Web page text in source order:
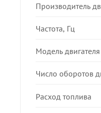
Производитель
Частота, Гц
Модель двигателя
Число оборотов
Расход топлива